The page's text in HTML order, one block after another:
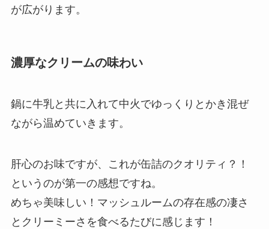
が広がります。
濃厚なクリームの味わい
鍋に牛乳と共に入れて中火でゆっくりとかき混ぜ
ながら温めていきます。
肝心のお味ですが、これが缶詰のクオリティ？！
というのが第一の感想ですね。
めちゃ美味しい！マッシュルームの存在感の凄さ
とクリーミーさを食べるたびに感じます！